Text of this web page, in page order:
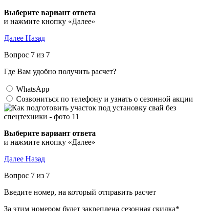
Выберите вариант ответа
и нажмите кнопку «Далее»
Далее Назад
Вопрос 7 из 7
Где Вам удобно получить расчет?
WhatsApp
Созвониться по телефону и узнать о сезонной акции
Выберите вариант ответа
и нажмите кнопку «Далее»
Далее Назад
Вопрос 7 из 7
Введите номер, на который отправить расчет
За этим номером будет закреплена сезонная скидка*